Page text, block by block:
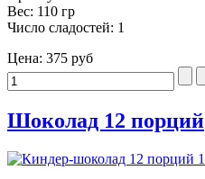
Вес: 110 гр
Число сладостей: 1
Цена: 375 руб
Шоколад 12 порций